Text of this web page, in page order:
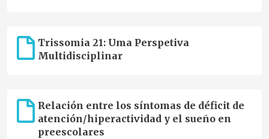
Trissomia 21: Uma Perspetiva
Multidisciplinar
Relación entre los síntomas de déficit de
atención/hiperactividad y el sueño en
preescolares